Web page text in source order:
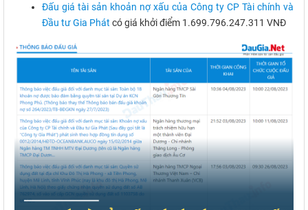
Đấu giá tài sản khoản nợ xấu của Công ty CP Tài chính và
Đầu tư Gia Phát có giá khởi điểm 1.699.796.247.311 VNĐ